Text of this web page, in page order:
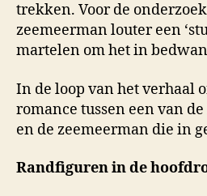
trekken. Voor de
zeemeerman louter een
martelen om het in
In de loop van het verhaal
romance tussen een van
en de zeemeerman die in
Randfiguren in de